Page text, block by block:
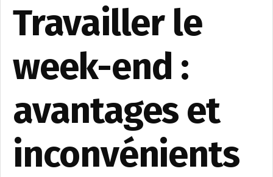
Travailler le
week-end :
avantages et
inconvénients